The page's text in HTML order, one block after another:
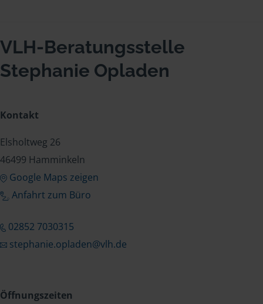
VLH-Beratungsstelle
Stephanie Opladen
Kontakt
Elsholtweg 26
46499 Hamminkeln
Google Maps zeigen
Anfahrt zum Büro
02852 7030315
stephanie.opladen@vlh.de
Öffnungszeiten